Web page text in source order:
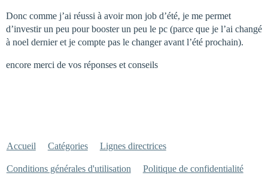
Donc comme j’ai réussi à avoir mon job d’été, je me permet
d’investir un peu pour booster un peu le pc (parce que je l’ai changé
à noel dernier et je compte pas le changer avant l’été prochain).
encore merci de vos réponses et conseils
Accueil Catégories Lignes directrices
Conditions générales d'utilisation Politique de confidentialité